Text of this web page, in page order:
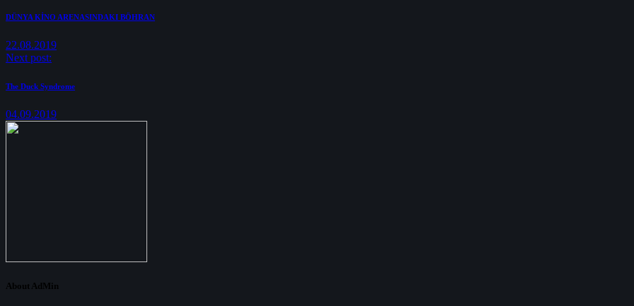
DÜNYA KİNO ARENASINDAKI BÖHRAN
22.08.2019
Next post:
The Duck Syndrome
04.09.2019
About AdMin